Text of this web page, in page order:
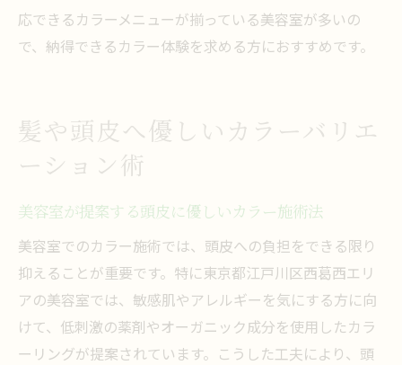
応できるカラーメニューが揃っている美容室が多いの
で、納得できるカラー体験を求める方におすすめです。
髪や頭皮へ優しいカラーバリエ
ーション術
美容室が提案する頭皮に優しいカラー施術法
美容室でのカラー施術では、頭皮への負担をできる限り
抑えることが重要です。特に東京都江戸川区西葛西エリ
アの美容室では、敏感肌やアレルギーを気にする方に向
けて、低刺激の薬剤やオーガニック成分を使用したカラ
ーリングが提案されています。こうした工夫により、頭